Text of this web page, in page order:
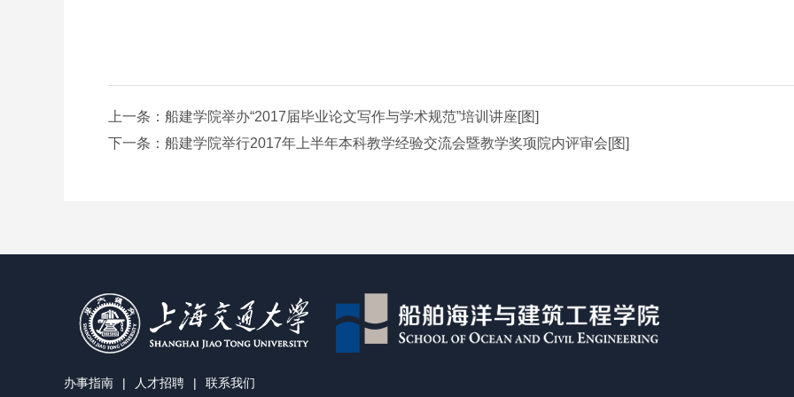
上一条：船建学院举办“2017届毕业论文写作与学术规范”培训讲座[图]
下一条：船建学院举行2017年上半年本科教学经验交流会暨教学奖项院内评审会[图]
办事指南 | 人才招聘 | 联系我们